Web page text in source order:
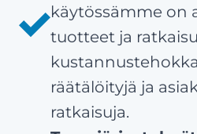
käytössämme on
tuotteet ja
räätälöityjä ja
ratkaisuja.